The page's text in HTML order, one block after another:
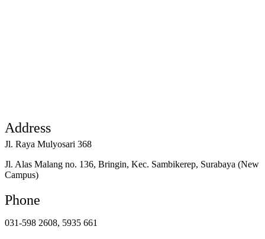
Address
Jl. Raya Mulyosari 368
Jl. Alas Malang no. 136, Bringin, Kec. Sambikerep, Surabaya (New
Campus)
Phone
031-598 2608, 5935 661